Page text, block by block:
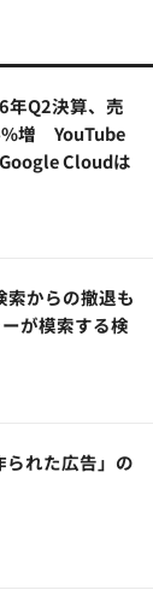
年Q2決算、売
増 YouTube
Cloudは
索からの撤退も
が模索する検
れた広告」の